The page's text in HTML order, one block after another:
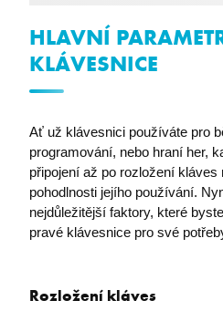
HLAVNÍ
KLÁVESNICE
Ať už klávesnici používáte pro
programování, nebo hraní her,
připojení až po rozložení kláves
pohodlnosti jejího používání.
nejdůležitější faktory, které
pravé klávesnice pro své
Rozložení kláves